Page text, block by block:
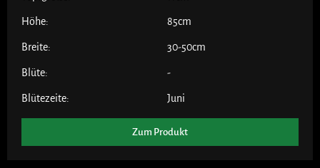
Höhe: 85cm
Breite: 30-50cm
Blüte: -
Blütezeite: Juni
Zum Produkt